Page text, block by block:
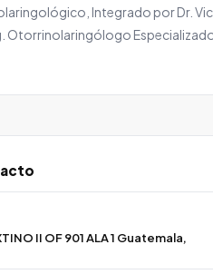
Integrado por Dr.
Otorrinolaringólogo
II OF 901 ALA 1 Guatemala,